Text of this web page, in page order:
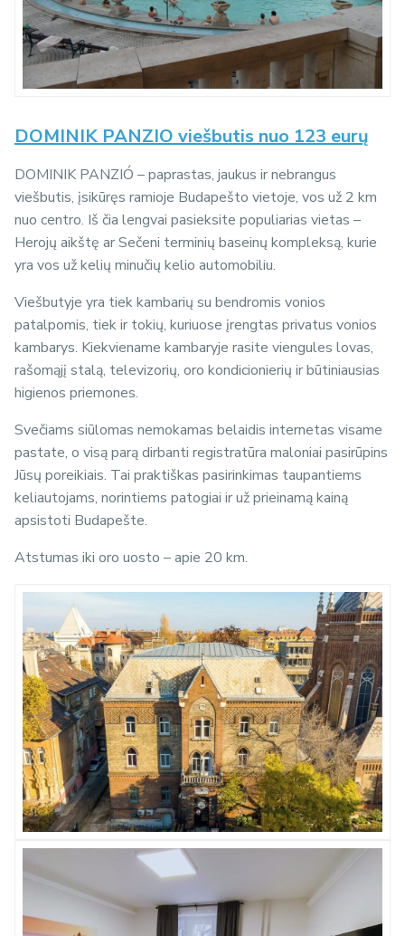
DOMINIK PANZIO viešbutis nuo 123 eurų
DOMINIK PANZIÓ – paprastas, jaukus ir nebrangus
viešbutis, įsikūręs ramioje Budapešto vietoje, vos už 2 km
nuo centro. Iš čia lengvai pasieksite populiarias vietas –
Herojų aikštę ar Sečeni terminių baseinų kompleksą, kurie
yra vos už kelių minučių kelio automobiliu.
Viešbutyje yra tiek kambarių su bendromis vonios
patalpomis, tiek ir tokių, kuriuose įrengtas privatus vonios
kambarys. Kiekviename kambaryje rasite viengules lovas,
rašomąjį stalą, televizorių, oro kondicionierių ir būtiniausias
higienos priemones.
Svečiams siūlomas nemokamas belaidis internetas visame
pastate, o visą parą dirbanti registratūra maloniai pasirūpins
Jūsų poreikiais. Tai praktiškas pasirinkimas taupantiems
keliautojams, norintiems patogiai ir už prieinamą kainą
apsistoti Budapešte.
Atstumas iki oro uosto – apie 20 km.